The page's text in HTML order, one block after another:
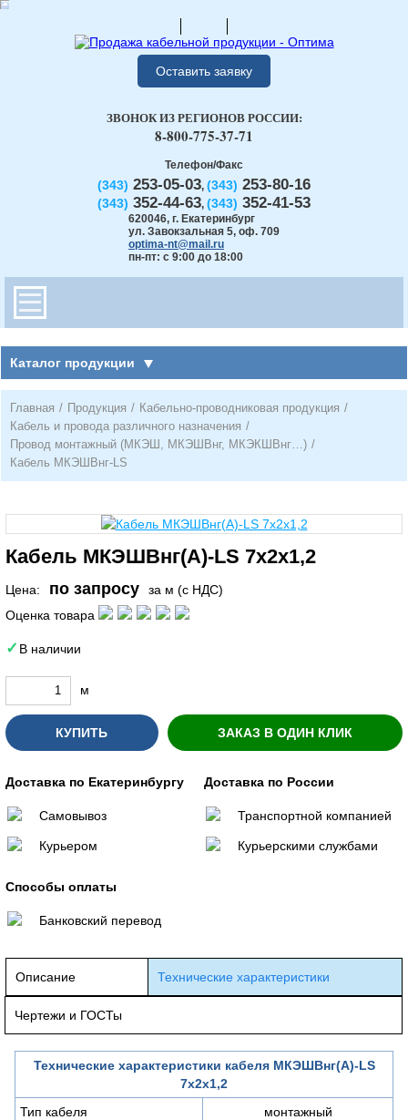
Оставить заявку
Телефон/Факс
(343) 253-05-03, (343) 253-80-16
(343) 352-44-63, (343) 352-41-53
620046, г. Екатеринбург
ул. Завокзальная 5, оф. 709
optima-nt@mail.ru
пн-пт: с 9:00 до 18:00
ЗВОНОК ИЗ РЕГИОНОВ РОССИИ:
8-800-775-37-71
Каталог продукции
Главная / Продукция / Кабельно-проводниковая продукция /
Кабель и провода различного назначения /
Провод монтажный (МКЭШ, МКЭШВнг, МКЭКШВнг…) /
Кабель МКЭШВнг-LS
Кабель МКЭШВнг(А)-LS 7х2х1,2
Цена: по запросу
за м (с НДС)
Оценка товара
В наличии
м
КУПИТЬ ЗАКАЗ В ОДИН КЛИК
Доставка по Екатеринбургу
Самовывоз
Курьером
Доставка по России
Транспортной компанией
Курьерскими службами
Способы оплаты
Банковский перевод
Описание Технические характеристики
Чертежи и ГОСТы
Технические характеристики кабеля МКЭШВнг(А)-LS
7х2х1,2
Тип кабеля
монтажный